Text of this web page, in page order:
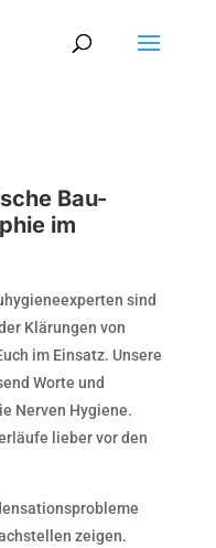
Bau-
im
sind
Klärungen von
im Einsatz. Unsere
Worte und
Nerven Hygiene.
lieber vor den
zeigen.